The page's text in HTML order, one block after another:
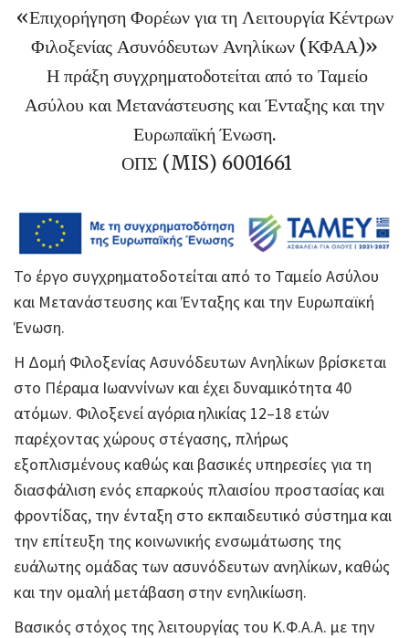
«Επιχορήγηση Φορέων για τη Λειτουργία Κέντρων
Φιλοξενίας Ασυνόδευτων Ανηλίκων (ΚΦΑΑ)»
Η πράξη συγχρηματοδοτείται από το Ταμείο
Ασύλου και Μετανάστευσης και Ένταξης και την
Ευρωπαϊκή Ένωση.
ΟΠΣ (MIS) 6001661
Το έργο συγχρηματοδοτείται από το Ταμείο Ασύλου
και Μετανάστευσης και Ένταξης και την Ευρωπαϊκή
Ένωση.
Η Δομή Φιλοξενίας Ασυνόδευτων Ανηλίκων βρίσκεται
στο Πέραμα Ιωαννίνων και έχει δυναμικότητα 40
ατόμων. Φιλοξενεί αγόρια ηλικίας 12–18 ετών
παρέχοντας χώρους στέγασης, πλήρως
εξοπλισμένους καθώς και βασικές υπηρεσίες για τη
διασφάλιση ενός επαρκούς πλαισίου προστασίας και
φροντίδας, την ένταξη στο εκπαιδευτικό σύστημα και
την επίτευξη της κοινωνικής ενσωμάτωσης της
ευάλωτης ομάδας των ασυνόδευτων ανηλίκων, καθώς
και την ομαλή μετάβαση στην ενηλικίωση.
Βασικός στόχος της λειτουργίας του Κ.Φ.Α.Α. με την